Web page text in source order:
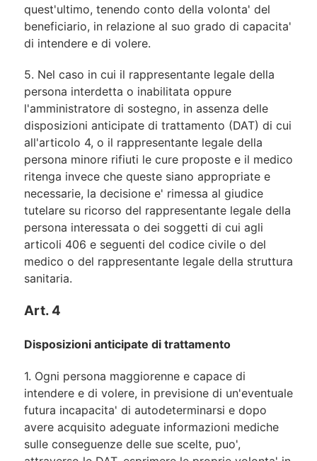
quest'ultimo, tenendo conto della volonta' del
beneficiario, in relazione al suo grado di capacita'
di intendere e di volere.
5. Nel caso in cui il rappresentante legale della
persona interdetta o inabilitata oppure
l'amministratore di sostegno, in assenza delle
disposizioni anticipate di trattamento (DAT) di cui
all'articolo 4, o il rappresentante legale della
persona minore rifiuti le cure proposte e il medico
ritenga invece che queste siano appropriate e
necessarie, la decisione e' rimessa al giudice
tutelare su ricorso del rappresentante legale della
persona interessata o dei soggetti di cui agli
articoli 406 e seguenti del codice civile o del
medico o del rappresentante legale della struttura
sanitaria.
Art. 4
Disposizioni anticipate di trattamento
1. Ogni persona maggiorenne e capace di
intendere e di volere, in previsione di un'eventuale
futura incapacita' di autodeterminarsi e dopo
avere acquisito adeguate informazioni mediche
sulle conseguenze delle sue scelte, puo',